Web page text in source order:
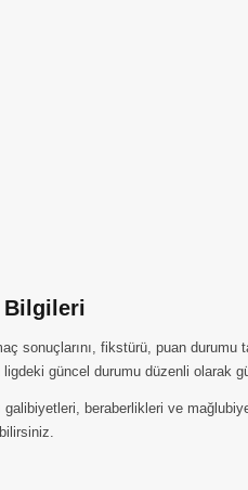
Bilgileri
sonuçlarını, fikstürü, puan
güncel durumu düzenli olarak
galibiyetleri, beraberlikleri ve